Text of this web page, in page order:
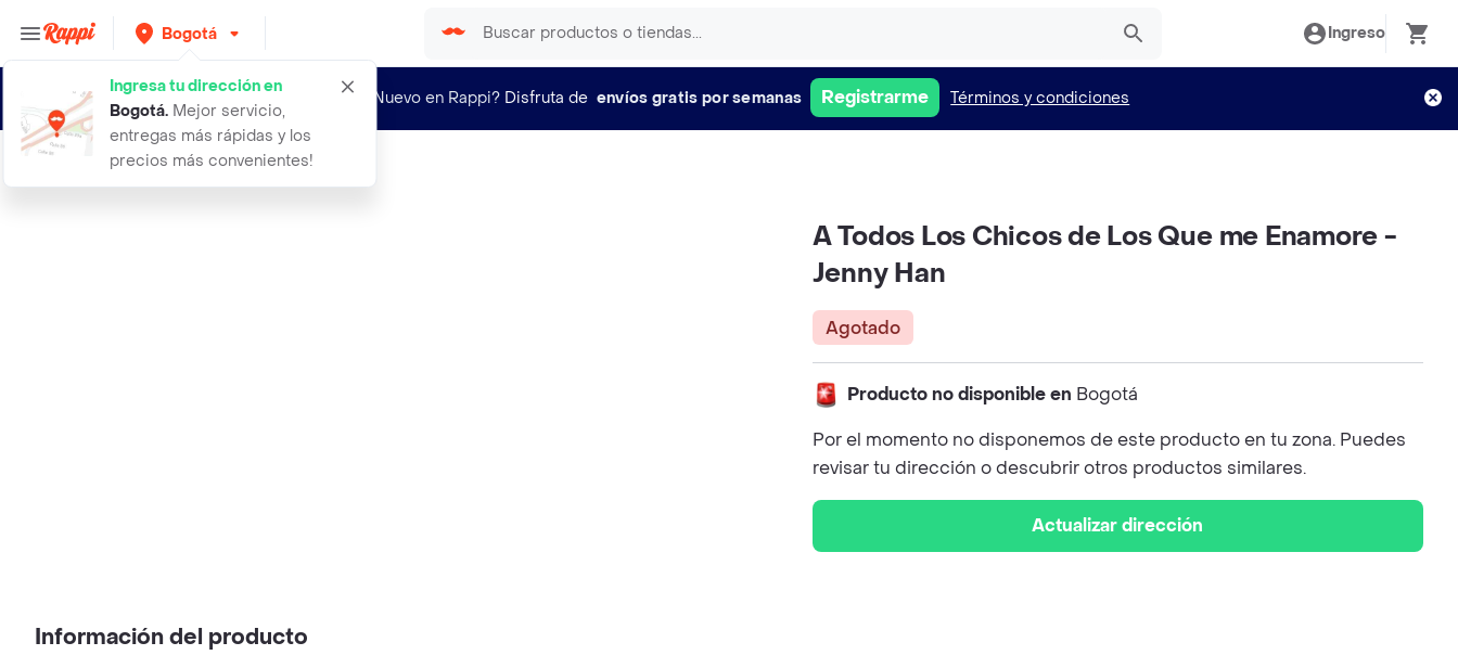
Bogotá
Ingresa tu dirección en
Bogotá. Mejor servicio,
entregas más rápidas y los
precios más convenientes!
Ingreso
¿Nuevo en Rappi? Disfruta de envíos gratis por semanas Registrarme Términos y condiciones
a todos los chicos de los que me en
A Todos Los Chicos de Los Que me Enamore -
Jenny Han
Agotado
Producto no disponible en Bogotá
Por el momento no disponemos de este producto en tu zona. Puedes
revisar tu dirección o descubrir otros productos similares.
Actualizar dirección
Información del producto